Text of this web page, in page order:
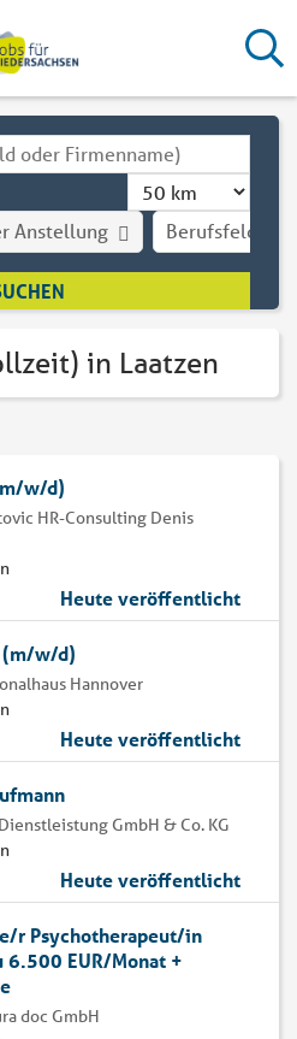
Anstellung Berufsfeld
in Laatzen
w/d)
HR-Consulting Denis
Heute veröffentlicht
(m/w/d)
Hannover
Heute veröffentlicht
GmbH & Co. KG
Heute veröffentlicht
r Psychotherapeut/in
EUR/Monat +
doc GmbH